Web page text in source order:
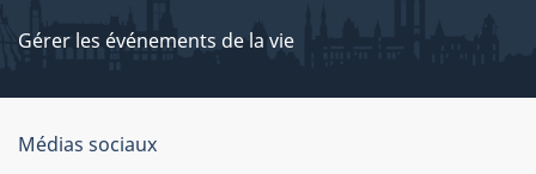
Gérer les événements de la vie
Organisation
Médias sociaux